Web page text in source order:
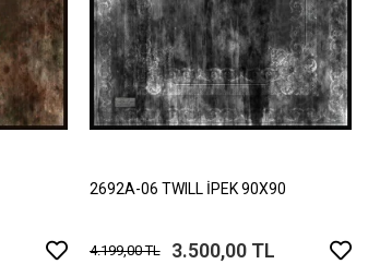
2692A-06 TWILL İPEK 90X90
4.199,00 TL 3.500,00 TL